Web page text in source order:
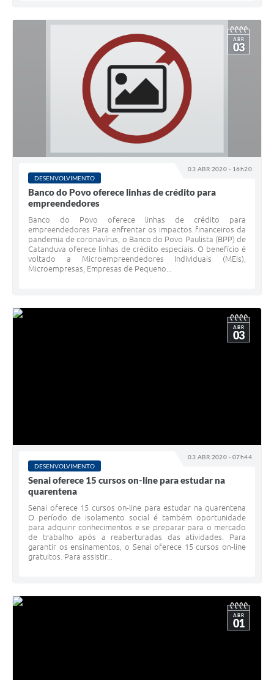
03 ABR 2020 - 16h20
ABR
03
DESENVOLVIMENTO
Banco do Povo oferece linhas de crédito para
empreendedores
Banco do Povo oferece linhas de crédito para
empreendedores Para enfrentar os impactos financeiros da
pandemia de coronavírus, o Banco do Povo Paulista (BPP) de
Catanduva oferece linhas de crédito especiais. O benefício é
voltado a Microempreendedores Individuais (MEIs),
Microempresas, Empresas de Pequeno...
03 ABR 2020 - 07h44
ABR
03
DESENVOLVIMENTO
Senai oferece 15 cursos on-line para estudar na
quarentena
Senai oferece 15 cursos on-line para estudar na quarentena
O período de isolamento social é também oportunidade
para adquirir conhecimentos e se preparar para o mercado
de trabalho após a reaberturadas das atividades. Para
garantir os ensinamentos, o Senai oferece 15 cursos on-line
gratuitos. Para assistir...
ABR
01